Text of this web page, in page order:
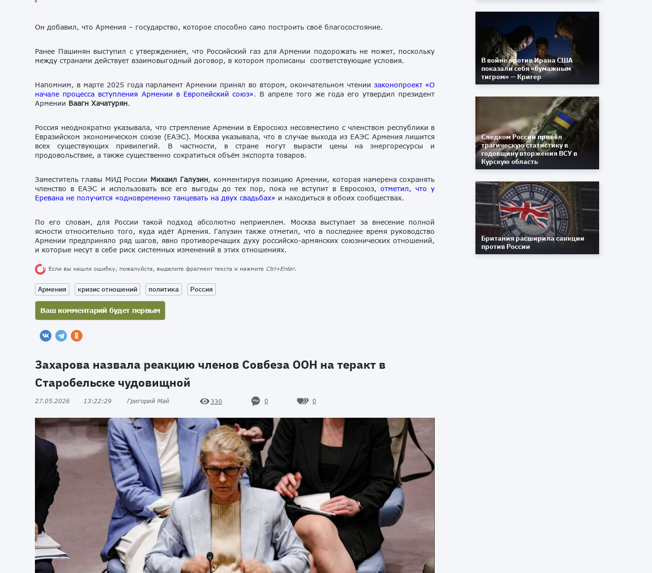
Он добавил, что Армения – государство, которое способно само построить своё благосостояние.
Ранее Пашинян выступил с утверждением, что Российский газ для Армении подорожать не может, поскольку
между странами действует взаимовыгодный договор, в котором прописаны соответствующие условия.
Напомним, в марте 2025 года парламент Армении принял во втором, окончательном чтении законопроект «О
начале процесса вступления Армении в Европейский союз». В апреле того же года его утвердил президент
Армении Ваагн Хачатурян.
Россия неоднократно указывала, что стремление Армении в Евросоюз несовместимо с членством республики в
Евразийском экономическом союзе (ЕАЭС). Москва указывала, что в случае выхода из ЕАЭС Армения лишится
всех существующих привилегий. В частности, в стране могут вырасти цены на энергоресурсы и
продовольствие, а также существенно сократиться объём экспорта товаров.
Заместитель главы МИД России Михаил Галузин, комментируя позицию Армении, которая намерена сохранять
членство в ЕАЭС и использовать все его выгоды до тех пор, пока не вступит в Евросоюз,отметил, что у
Еревана не получится «одновременно танцевать на двух свадьбах» и находиться в обоих сообществах.
По его словам, для России такой подход абсолютно неприемлем. Москва выступает за внесение полной
ясности относительно того, куда идёт Армения. Галузин также отметил, что в последнее время руководство
Армении предприняло ряд шагов, явно противоречащих духу российско-армянских союзнических отношений,
и которые несут в себе риск системных изменений в этих отношениях.
Если вы нашли ошибку, пожалуйста, выделите фрагмент текста и нажмите Ctrl+Enter.
Армения кризис отношений политика Россия
Захарова назвала реакцию членов Совбеза ООН на теракт в
Старобельске чудовищной
27.05.2026 13:22:29 Григорий Май 330 0 0
В войне против Ирана США
показали себя «бумажным
тигром» — Кригер
Следком России привёл
трагическую статистику в
годовщину вторжения ВСУ в
Курскую область
Британия расширила санкции
против России